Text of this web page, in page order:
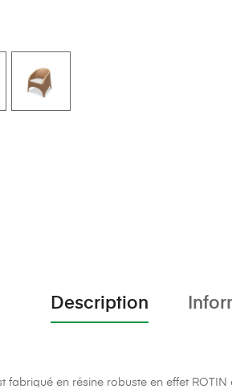
Description
fabriqué en résine robuste en effet